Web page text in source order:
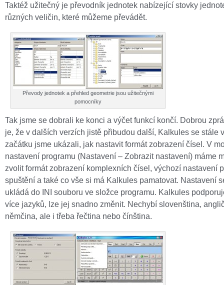
Taktéž užitečný je převodník jednotek nabízející stovky
různých veličin, které můžeme převádět.
Převody jednotek a přehled geometrie jsou užitečnými
pomocníky
Tak jsme se dobrali ke konci a výčet funkcí končí. Dobrou
je, že v dalších verzích jistě přibudou další, Kalkules se stále
začátku jsme ukázali, jak nastavit formát zobrazení čísel. V
nastavení programu (Nastavení – Zobrazit nastavení) máme
zvolit formát zobrazení komplexních čísel, výchozí nastavení
spuštění a také co vše si má Kalkules pamatovat. Nastavení
ukládá do INI souboru ve složce programu. Kalkules
více jazyků, lze jej snadno změnit. Nechybí slovenština,
němčina, ale i třeba řečtina nebo čínština.